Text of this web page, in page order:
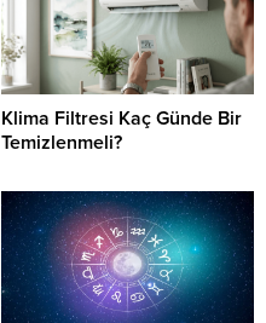
Klima Filtresi Kaç Günde Bir
Temizlenmeli?